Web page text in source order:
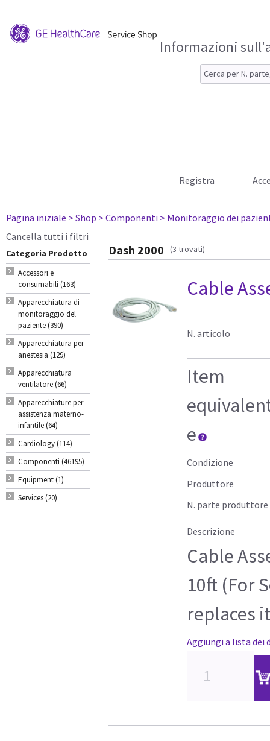
Informazioni
Registra
Pagina iniziale > Shop > Componenti > Monitoraggio dei
Cancella tutti i filtri
Categoria Prodotto
Accessori e
consumabili (163)
Apparecchiatura di
monitoraggio del
paziente (390)
Apparecchiatura per
anestesia (129)
Apparecchiatura
ventilatore (66)
Apparecchiature per
assistenza materno-
infantile (64)
Cardiology (114)
Componenti (46195)
Equipment (1)
Services (20)
Dash 2000 (3 trovati)
Cable
N. articolo
Item
e
Condizione
Produttore
N. parte produttore
Descrizione
Cable
10ft (For
replaces
Aggiungi a lista dei